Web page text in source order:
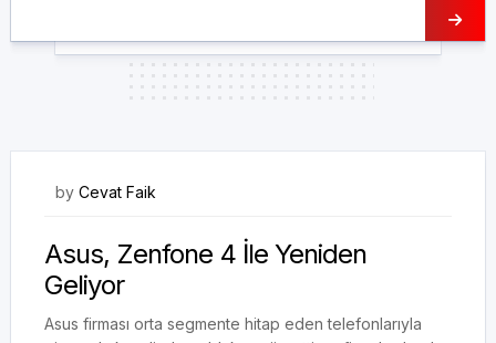
by Cevat Faik
Asus, Zenfone 4 İle Yeniden
Geliyor
Asus firması orta segmente hitap eden telefonlarıyla